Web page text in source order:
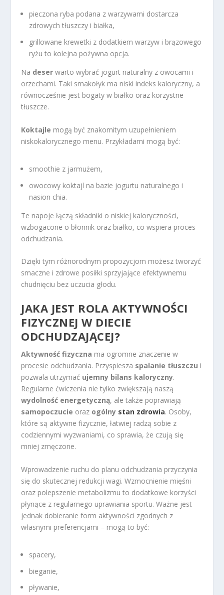
pieczona ryba podana z warzywami dostarcza
zdrowych tłuszczy i białka,
grillowane krewetki z dodatkiem warzyw i brązowego
ryżu to kolejna pożywna opcja.
Na deser warto wybrać jogurt naturalny z owocami i
orzechami. Taki smakołyk ma niski indeks kaloryczny, a
równocześnie jest bogaty w białko oraz korzystne
tłuszcze.
Koktajle mogą być znakomitym uzupełnieniem
niskokalorycznego menu. Przykładami mogą być:
smoothie z jarmużem,
owocowy koktajl na bazie jogurtu naturalnego i
nasion chia.
Te napoje łączą składniki o niskiej kaloryczności,
wzbogacone o błonnik oraz białko, co wspiera proces
odchudzania.
Dzięki tym różnorodnym propozycjom możesz tworzyć
smaczne i zdrowe posiłki sprzyjające efektywnemu
chudnięciu bez uczucia głodu.
JAKA JEST ROLA AKTYWNOŚCI
FIZYCZNEJ W DIECIE
ODCHUDZAJĄCEJ?
Aktywność fizyczna ma ogromne znaczenie w
procesie odchudzania. Przyspiesza spalanie tłuszczu i
pozwala utrzymać ujemny bilans kaloryczny.
Regularne ćwiczenia nie tylko zwiększają naszą
wydolność energetyczną, ale także poprawiają
samopoczucie oraz ogólny stan zdrowia. Osoby,
które są aktywne fizycznie, łatwiej radzą sobie z
codziennymi wyzwaniami, co sprawia, że czują się
mniej zmęczone.
Wprowadzenie ruchu do planu odchudzania przyczynia
się do skutecznej redukcji wagi. Wzmocnienie mięśni
oraz polepszenie metabolizmu to dodatkowe korzyści
płynące z regularnego uprawiania sportu. Ważne jest
jednak dobieranie form aktywności zgodnych z
własnymi preferencjami – mogą to być:
spacery,
bieganie,
pływanie,